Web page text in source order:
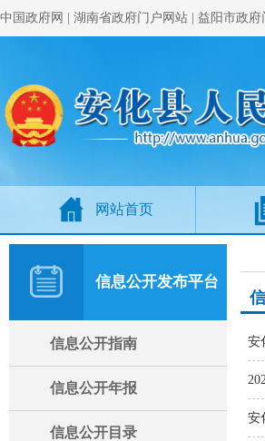
中国政府网 湖南省政府门户网站 益阳市政府
网站首页
信息公开发布平台
信息公开指南
信息公开年报
信息公开目录
安
安